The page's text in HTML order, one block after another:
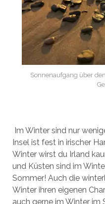
Sonnenaufgang über
Im Winter sind nur
Insel ist fest in irischer
Winter wirst du Irland
und Küsten sind im
Sommer! Auch die
Winter ihren eigenen
auch gerne im Winter im